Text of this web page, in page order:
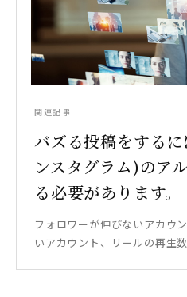
関連記事
バズる投稿をする
ンスタグラム)のア
る必要があります。
フォロワーが伸びないアカウ
いアカウント、リールの再生